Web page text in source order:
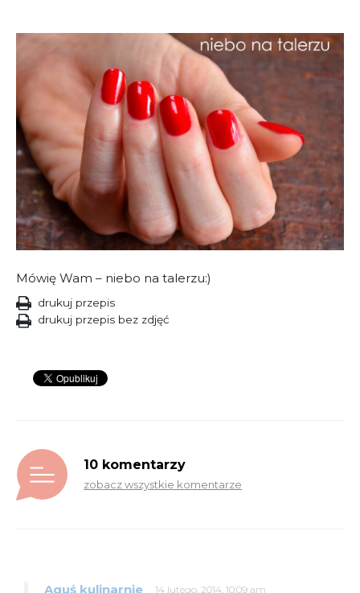
Mówię Wam – niebo na talerzu:)
drukuj przepis
drukuj przepis bez zdjęć
10 komentarzy
zobacz wszystkie komentarze
Aguś kulinarnie 14 lutego, 2014, 10:09 am